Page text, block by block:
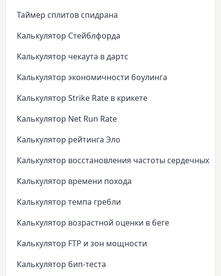
Таймер сплитов спидрана
Калькулятор Стейблфорда
Калькулятор чекаута в дартс
Калькулятор экономичности боулинга
Калькулятор Strike Rate в крикете
Калькулятор Net Run Rate
Калькулятор рейтинга Эло
Калькулятор восстановления частоты сердечных
Калькулятор времени похода
Калькулятор темпа гребли
Калькулятор возрастной оценки в беге
Калькулятор FTP и зон мощности
Калькулятор бип-теста